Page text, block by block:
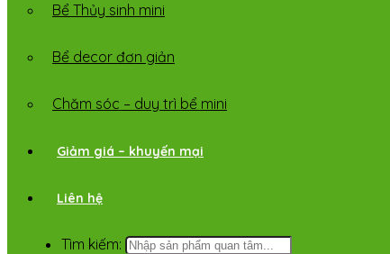
Bể Thủy sinh mini
Bể decor đơn giản
Chăm sóc – duy trì bể mini
Giảm giá – khuyến mại
Liên hệ
Tìm kiếm: